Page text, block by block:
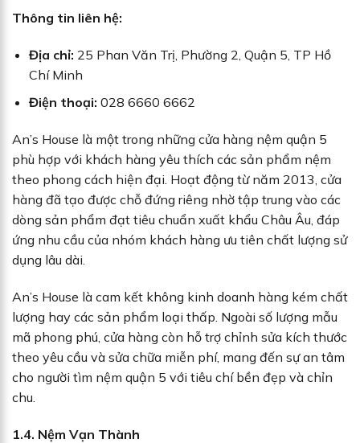
Thông tin liên hệ:
Địa chỉ: 25 Phan Văn Trị, Phường 2, Quận 5, TP Hồ
Chí Minh
Điện thoại: 028 6660 6662
An’s House là một trong những cửa hàng nệm quận 5
phù hợp với khách hàng yêu thích các sản phẩm nệm
theo phong cách hiện đại. Hoạt động từ năm 2013, cửa
hàng đã tạo được chỗ đứng riêng nhờ tập trung vào các
dòng sản phẩm đạt tiêu chuẩn xuất khẩu Châu Âu, đáp
ứng nhu cầu của nhóm khách hàng ưu tiên chất lượng sử
dụng lâu dài.
An’s House là cam kết không kinh doanh hàng kém chất
lượng hay các sản phẩm loại thấp. Ngoài số lượng mẫu
mã phong phú, cửa hàng còn hỗ trợ chỉnh sửa kích thước
theo yêu cầu và sửa chữa miễn phí, mang đến sự an tâm
cho người tìm nệm quận 5 với tiêu chí bền đẹp và chỉn
chu.
1.4. Nệm Vạn Thành